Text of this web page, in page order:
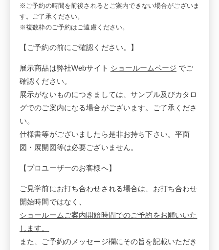
※ご予約の時間を前後されるとご案内できない場合がございま
す。ご了承ください。
※複数枠のご予約はご遠慮ください。
【ご予約の前にご確認ください。】
展示商品は弊社Webサイト ショールームページ でご
確認ください。
展示がないものにつきましては、サンプル及びカタロ
グでのご案内になる場合がございます。ご了承くださ
い。
仕様書等がございましたら是非お持ち下さい。平面
図・展開図等は必要ございません。
【プロユーザーのお客様へ】
ご見学前にお打ち合わせされる場合は、お打ち合わせ
開始時間ではなく、
ショールームご案内開始時間でのご予約をお願いいた
します。
また、ご予約のメッセージ欄にその旨を記載いただき